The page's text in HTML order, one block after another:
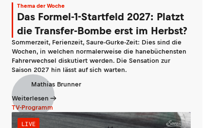
Thema der Woche
Das Formel-1-Startfeld 2027: Platzt
die Transfer-Bombe erst im Herbst?
Sommerzeit, Ferienzeit, Saure-Gurke-Zeit: Dies sind die
Wochen, in welchen normalerweise die hanebüchensten
Fahrerwechsel diskutiert werden. Die Sensation zur
Saison 2027 hin lässt auf sich warten.
Mathias Brunner
Weiterlesen
TV-Programm
LIVE